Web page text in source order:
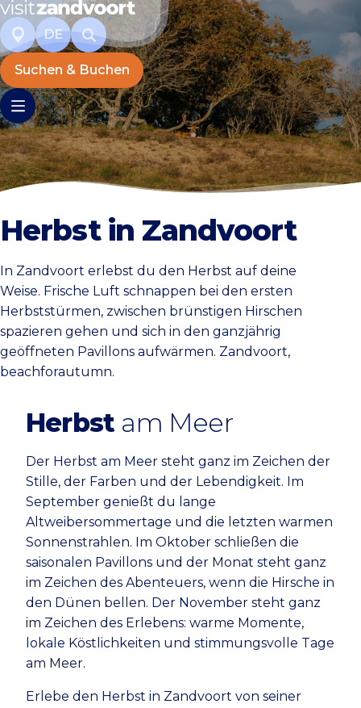
DE
Suchen & Buchen
Herbst in Zandvoort
In Zandvoort erlebst du den Herbst auf deine
Weise. Frische Luft schnappen bei den ersten
Herbststürmen, zwischen brünstigen Hirschen
spazieren gehen und sich in den ganzjährig
geöffneten Pavillons aufwärmen. Zandvoort,
beachforautumn.
Herbst am Meer
Der Herbst am Meer steht ganz im Zeichen der
Stille, der Farben und der Lebendigkeit. Im
September genießt du lange
Altweibersommertage und die letzten warmen
Sonnenstrahlen. Im Oktober schließen die
saisonalen Pavillons und der Monat steht ganz
im Zeichen des Abenteuers, wenn die Hirsche in
den Dünen bellen. Der November steht ganz
im Zeichen des Erlebens: warme Momente,
lokale Köstlichkeiten und stimmungsvolle Tage
am Meer.
Erlebe den Herbst in Zandvoort von seiner